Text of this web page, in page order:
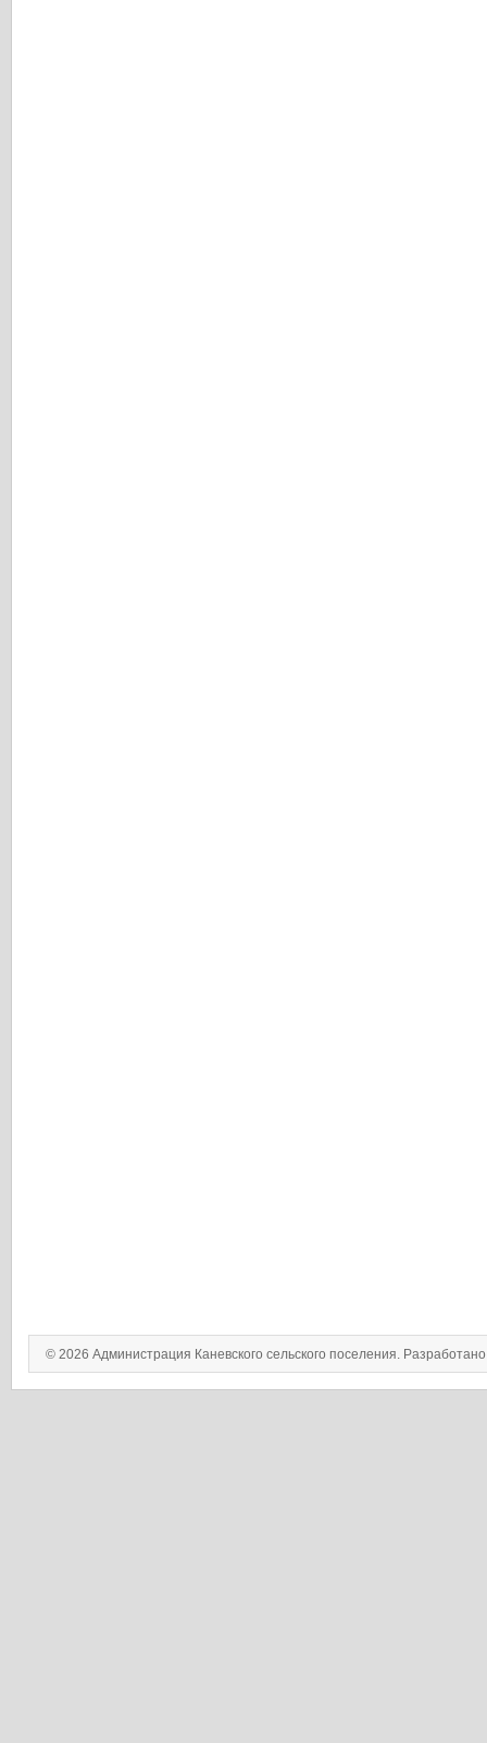
© 2026 Администрация Каневского сельского поселения.